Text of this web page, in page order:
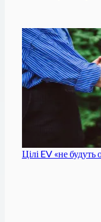
Цілі EV «не будуть